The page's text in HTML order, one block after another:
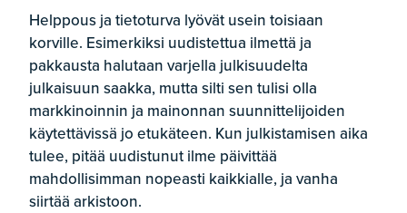
Helppous ja tietoturva lyövät usein toisiaan
korville. Esimerkiksi uudistettua ilmettä ja
pakkausta halutaan varjella julkisuudelta
julkaisuun saakka, mutta silti sen tulisi olla
markkinoinnin ja mainonnan suunnittelijoiden
käytettävissä jo etukäteen. Kun julkistamisen aika
tulee, pitää uudistunut ilme päivittää
mahdollisimman nopeasti kaikkialle, ja vanha
siirtää arkistoon.